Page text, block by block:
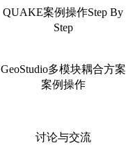
QUAKE案例操作Step By
Step
GeoStudio多模块耦合方案
案例操作
讨论与交流